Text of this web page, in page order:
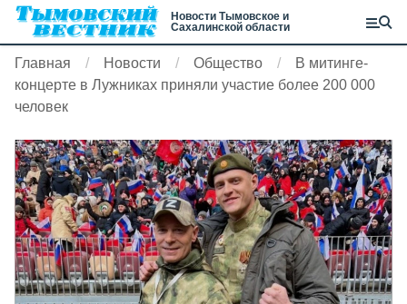
Новости Тымовское и
Сахалинской области
Главная Новости Общество
В митинге-
концерте в Лужниках приняли участие более 200 000
человек